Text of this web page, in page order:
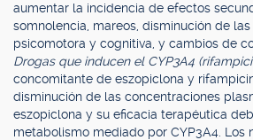
aumentar la incidencia de efectos
somnolencia, mareos, disminución de
psicomotora y cognitiva, y cambios de
Drogas que inducen el CYP3A4
concomitante de eszopiclona y
disminución de las concentraciones
eszopiclona y su eficacia terapéutica
metabolismo mediado por CYP3A4. Los